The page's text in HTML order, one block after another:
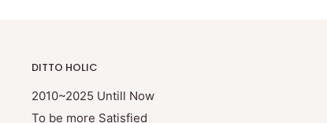
DITTO HOLIC
2010~2025 Untill Now
To be more Satisfied